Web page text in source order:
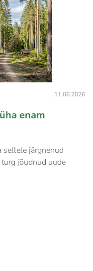
11.06.2026
enam
sellele järgnenud
jõudnud uude